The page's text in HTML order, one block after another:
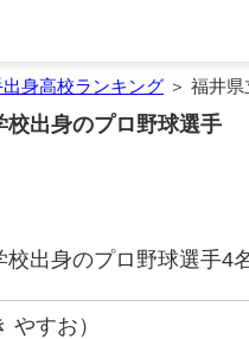
身高校ランキング ＞ 福井
出身のプロ野球選手
出身のプロ野球選手4
やすお）